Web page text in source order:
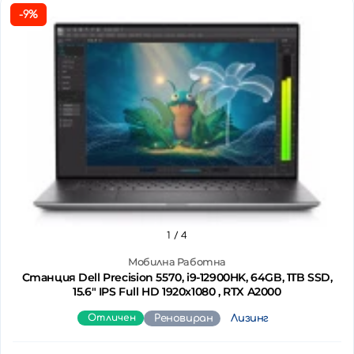
-9%
Мобилна Работна
Станция Dell Precision 5570, i9-12900HK, 64GB, 1TB SSD,
15.6" IPS Full HD 1920x1080 , RTX A2000
1 / 4
Отличен Реновиран Лизинг